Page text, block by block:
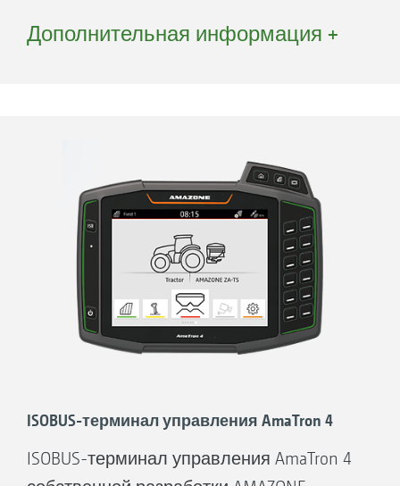
технологии пограничного
Поддержка при внесении удобрений
в соответствии с потребностями
Дополнительная информация +
ISOBUS-терминал управления AmaTron 4
ISOBUS-терминал управления AmaTron 4